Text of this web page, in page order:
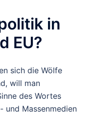
in
EU?
sich die Wölfe
will man
des Wortes
und Massenmedien